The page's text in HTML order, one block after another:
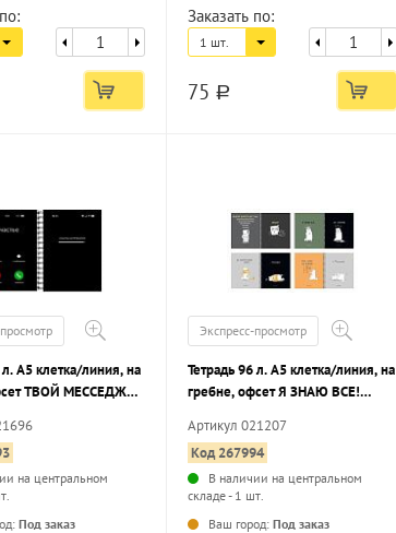
Заказать по:
1 шт.
75 a
л. А5 клетка/линия, на
ТВОЙ МЕССЕДЖ
выборочный УФ-лак,
на центральном
Под заказ
Экспресс-просмотр
Тетрадь 96 л. А5 клетка/линия, на
гребне, офсет Я ЗНАЮ ВСЕ!
ламинация, выборочный УФ-лак,
перевертыш
Артикул 021207
Код 267994
В наличии на центральном
складе - 1 шт.
Ваш город: Под заказ